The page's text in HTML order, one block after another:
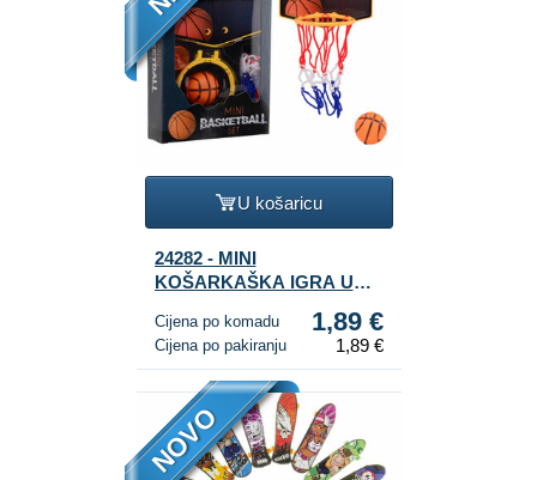
U košaricu
24282 - MINI
KOŠARKAŠKA IGRA U
Cijena po komadu 1,89 €
Cijena po pakiranju 1,89 €
NOVO